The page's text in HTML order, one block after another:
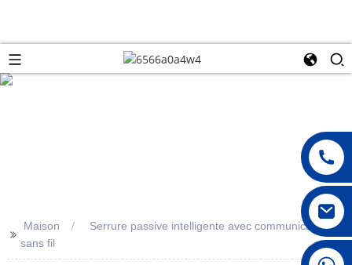
008615396811719
>> Maison
Serrure passive intelligente avec communication
sans fil